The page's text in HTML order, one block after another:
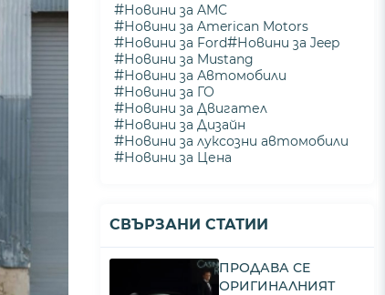
#Новини за AMC
#Новини за American Motors
#Новини за Ford#Новини за Jeep
#Новини за Mustang
#Новини за Автомобили
#Новини за ГО
#Новини за Двигател
#Новини за Дизайн
#Новини за луксозни автомобили
#Новини за Цена
СВЪРЗАНИ СТАТИИ
ПРОДАВА СЕ
ОРИГИНАЛНИЯТ